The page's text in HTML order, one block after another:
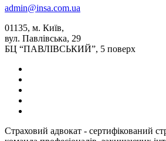
admin@insa.com.ua
01135, м. Київ,
вул. Павлівська, 29
БЦ “ПАВЛІВСЬКИЙ”, 5 поверх
Страховий адвокат - сертифікований